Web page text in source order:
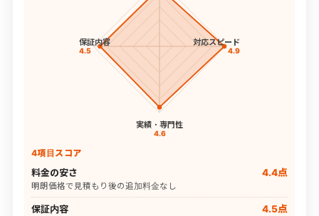
対応スピード
4.9
実績・専門性
4.6
保証内容
4.5
4項目スコア
料金の安さ 4.4点
明朗価格で見積もり後の追加料金なし
保証内容 4.5点